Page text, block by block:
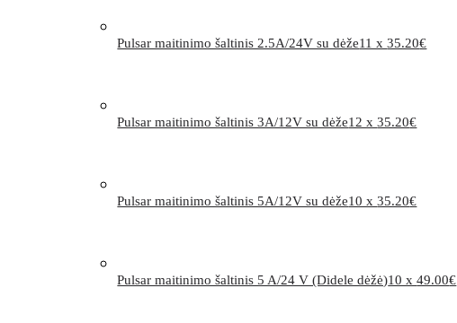
Pulsar maitinimo šaltinis 2.5A/24V su dėže11 x35.20€
Pulsar maitinimo šaltinis 3A/12V su dėže12 x35.20€
Pulsar maitinimo šaltinis 5A/12V su dėže10 x35.20€
Pulsar maitinimo šaltinis 5 A/24 V (Didele dėžė)10 x49.00€